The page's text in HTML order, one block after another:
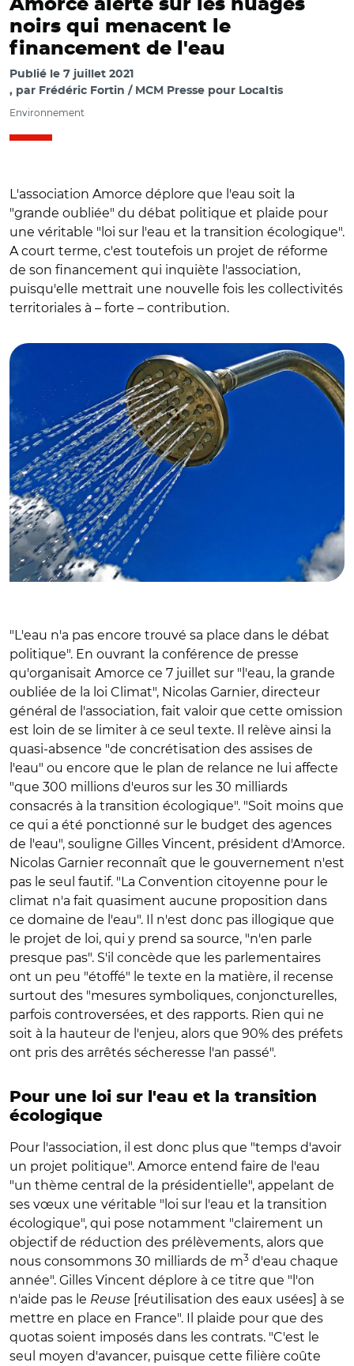
Amorce alerte sur les nuages
noirs qui menacent le
financement de l'eau
Publié le 7 juillet 2021
par Frédéric Fortin / MCM Presse pour Localtis
Environnement
L'association Amorce déplore que l'eau soit la
"grande oubliée" du débat politique et plaide pour
une véritable "loi sur l'eau et la transition écologique".
A court terme, c'est toutefois un projet de réforme
de son financement qui inquiète l'association,
puisqu'elle mettrait une nouvelle fois les collectivités
territoriales à – forte – contribution.
"L'eau n'a pas encore trouvé sa place dans le débat
politique". En ouvrant la conférence de presse
qu'organisait Amorce ce 7 juillet sur "l'eau, la grande
oubliée de la loi Climat", Nicolas Garnier, directeur
général de l'association, fait valoir que cette omission
est loin de se limiter à ce seul texte. Il relève ainsi la
quasi-absence "de concrétisation des assises de
l'eau" ou encore que le plan de relance ne lui affecte
"que 300 millions d'euros sur les 30 milliards
consacrés à la transition écologique". "Soit moins que
ce qui a été ponctionné sur le budget des agences
de l'eau", souligne Gilles Vincent, président d'Amorce.
Nicolas Garnier reconnaît que le gouvernement n'est
pas le seul fautif. "La Convention citoyenne pour le
climat n'a fait quasiment aucune proposition dans
ce domaine de l'eau". Il n'est donc pas illogique que
le projet de loi, qui y prend sa source, "n'en parle
presque pas". S'il concède que les parlementaires
ont un peu "étoffé" le texte en la matière, il recense
surtout des "mesures symboliques, conjoncturelles,
parfois controversées, et des rapports. Rien qui ne
soit à la hauteur de l'enjeu, alors que 90% des préfets
ont pris des arrêtés sécheresse l'an passé".
Pour une loi sur l'eau et la transition
écologique
Pour l'association, il est donc plus que "temps d'avoir
un projet politique". Amorce entend faire de l'eau
"un thème central de la présidentielle", appelant de
ses vœux une véritable "loi sur l'eau et la transition
écologique", qui pose notamment "clairement un
objectif de réduction des prélèvements, alors que
nous consommons 30 milliards de m3 d'eau chaque
année". Gilles Vincent déplore à ce titre que "l'on
n'aide pas le Reuse [réutilisation des eaux usées] à se
mettre en place en France". Il plaide pour que des
quotas soient imposés dans les contrats. "C'est le
seul moyen d'avancer, puisque cette filière coûte